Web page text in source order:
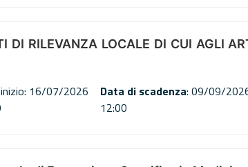
DI RILEVANZA LOCALE DI CUI AGLI
16/07/2026
Data di scadenza: 09/09/
12:00